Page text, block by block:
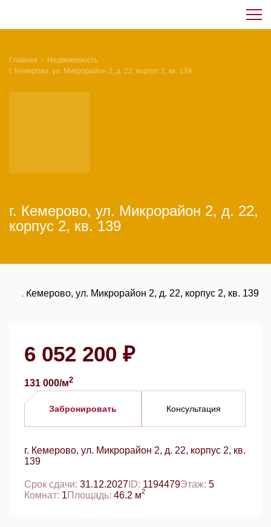
Главная - Недвижимость -
г. Кемерово, ул. Микрорайон 2, д. 22, корпус 2, кв. 139
г. Кемерово, ул. Микрорайон 2, д. 22,
корпус 2, кв. 139
6 052 200 ₽
131 000/м2
Забронировать Консультация
г. Кемерово, ул. Микрорайон 2, д. 22, корпус 2, кв.
139
Срок сдачи: 31.12.2027 ID: 1194479Этаж: 5
Комнат: 1Площадь: 46.2 м2